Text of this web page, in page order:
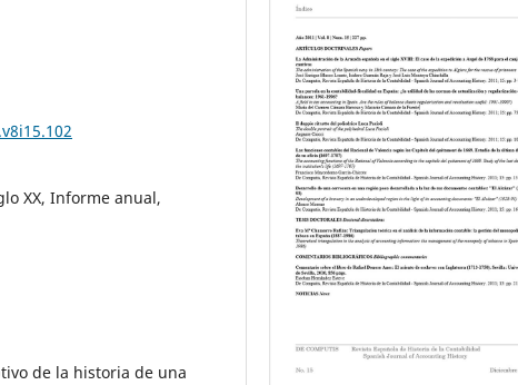
XX, Informe anual,
de la historia de una